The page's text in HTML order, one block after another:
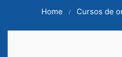
Home Cursos de